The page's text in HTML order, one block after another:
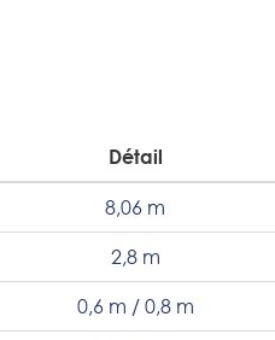
Détail
8,06 m
2,8 m
0,6 m / 0,8 m